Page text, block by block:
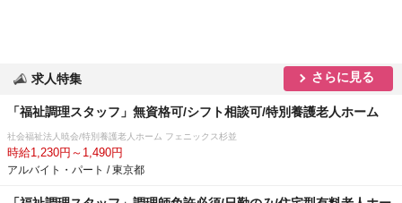
求人特集 さらに見る
「福祉調理スタッフ」無資格可/シフト相談可/特別養護老人ホーム
社会福祉法人暁会/特別養護老人ホーム フェニックス杉並
時給1,230円～1,490円
アルバイト・パート / 東京都